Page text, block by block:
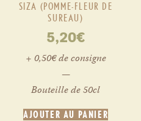
SIZA (POMME-FLEUR DE
SUREAU)
5,20€
+ 0,50€ de consigne
—
Bouteille de 50cl
AJOUTER AU PANIER